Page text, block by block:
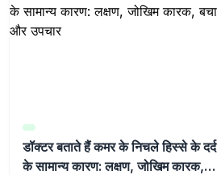
डॉक्टर बताते हैं कमर के निचले हिस्से के दर्द
के सामान्य कारण: लक्षण, जोखिम कारक,